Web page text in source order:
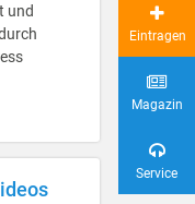
und
Eintragen
Magazin
Service